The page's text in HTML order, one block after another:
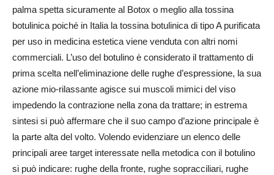
palma spetta sicuramente al Botox o meglio alla tossina
botulinica poiché in Italia la tossina botulinica di tipo A purificata
per uso in medicina estetica viene venduta con altri nomi
commerciali. L’uso del botulino è considerato il trattamento di
prima scelta nell’eliminazione delle rughe d’espressione, la sua
azione mio-rilassante agisce sui muscoli mimici del viso
impedendo la contrazione nella zona da trattare; in estrema
sintesi si può affermare che il suo campo d’azione principale è
la parte alta del volto. Volendo evidenziare un elenco delle
principali aree target interessate nella metodica con il botulino
si può indicare: rughe della fronte, rughe sopracciliari, rughe